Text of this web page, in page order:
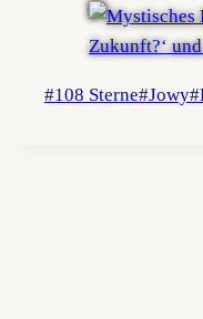
Schlagworte:
#108 Sterne#Jowy#